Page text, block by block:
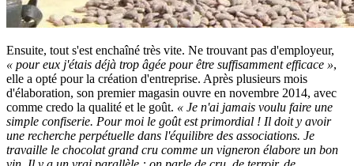
Ensuite, tout s'est enchaîné très vite. Ne trouvant pas d'employeur,
« pour eux j'étais déjà trop âgée pour être suffisamment efficace »,
elle a opté pour la création d'entreprise. Après plusieurs mois
d'élaboration, son premier magasin ouvre en novembre 2014, avec
comme credo la qualité et le goût. « Je n'ai jamais voulu faire une
simple confiserie. Pour moi le goût est primordial ! Il doit y avoir
une recherche perpétuelle dans l'équilibre des associations. Je
travaille le chocolat grand cru comme un vigneron élabore un bon